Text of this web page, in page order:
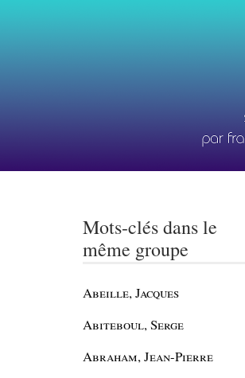
Mots-clés dans le
même groupe
Abeille, Jacques
Abiteboul, Serge
Abraham, Jean-Pierre